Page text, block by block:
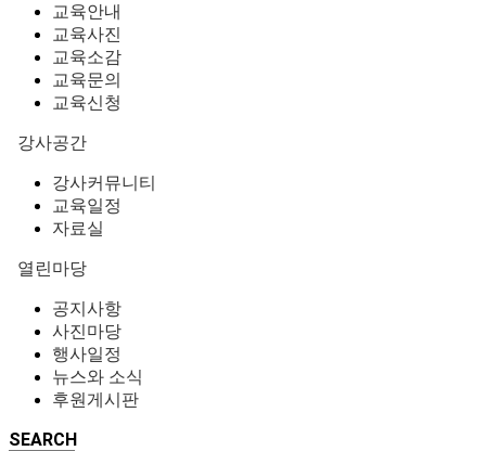
교육안내
교육사진
교육소감
교육문의
교육신청
강사공간
강사커뮤니티
교육일정
자료실
열린마당
공지사항
사진마당
행사일정
뉴스와 소식
후원게시판
SEARCH